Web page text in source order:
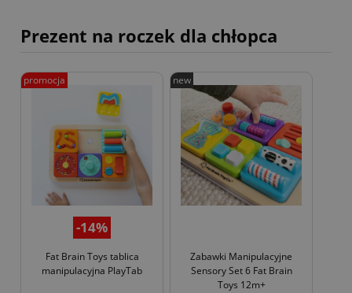
Prezent na roczek dla chłopca
-14%
Fat Brain Toys tablica
manipulacyjna PlayTab
promocja
Zabawki Manipulacyjne
Sensory Set 6 Fat Brain
Toys 12m+
new